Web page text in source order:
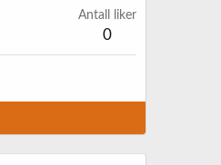
Antall liker
0